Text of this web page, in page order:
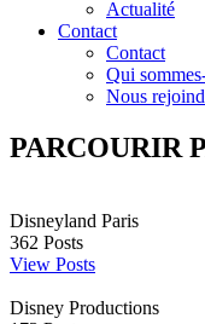
Actualité
Contact
Contact
Qui
Nous
PARCOURIR
Disneyland Paris
362 Posts
View Posts
Disney Productions